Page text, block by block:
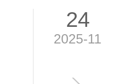
24
2025-11